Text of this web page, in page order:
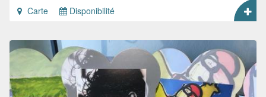
Carte
Disponibilité